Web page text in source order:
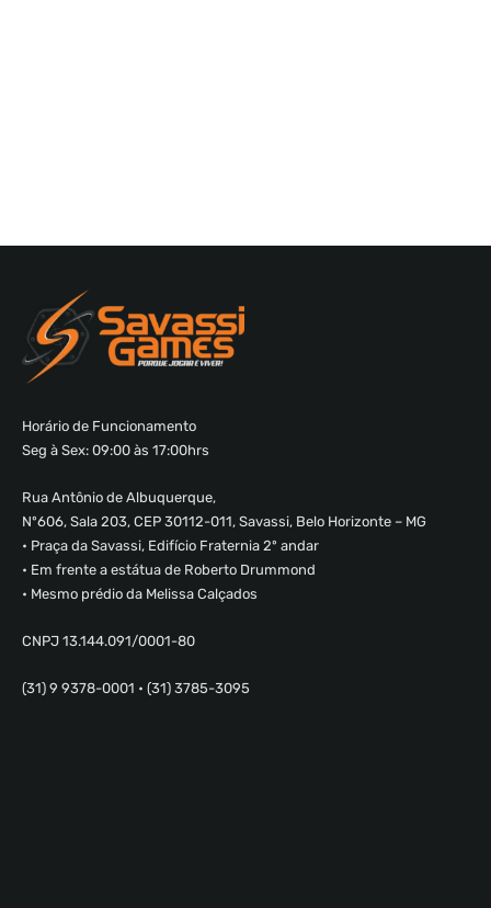
Horário de Funcionamento
Seg à Sex: 09:00 às 17:00hrs
Rua Antônio de Albuquerque,
Nº606, Sala 203, CEP 30112-011, Savassi, Belo Horizonte – MG
• Praça da Savassi, Edifício Fraternia 2º andar
• Em frente a estátua de Roberto Drummond
• Mesmo prédio da Melissa Calçados
CNPJ 13.144.091/0001-80
(31) 9 9378-0001 • (31) 3785-3095